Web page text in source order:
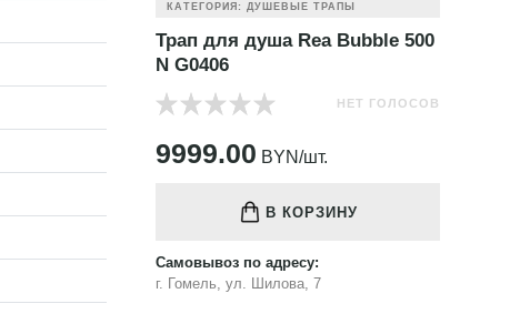
КАТЕГОРИЯ: ДУШЕВЫЕ ТРАПЫ
Трап для душа Rea Bubble 500
N G0406
НЕТ ГОЛОСОВ
9999.00 BYN/шт.
В КОРЗИНУ
Самовывоз по адресу:
г. Гомель, ул. Шилова, 7